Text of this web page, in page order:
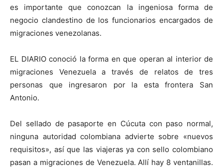
es importante que conozcan la ingeniosa forma de
negocio clandestino de los funcionarios encargados de
migraciones venezolanas.
EL DIARIO conoció la forma en que operan al interior de
migraciones Venezuela a través de relatos de tres
personas que ingresaron por la esta frontera San
Antonio.
Del sellado de pasaporte en Cúcuta con paso normal,
ninguna autoridad colombiana advierte sobre «nuevos
requisitos», así que las viajeras ya con sello colombiano
pasan a migraciones de Venezuela. Allí hay 8 ventanillas.